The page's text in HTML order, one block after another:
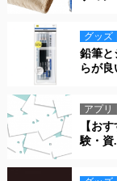
グッズ
鉛筆と
らが良
アプリ
【お
験・資